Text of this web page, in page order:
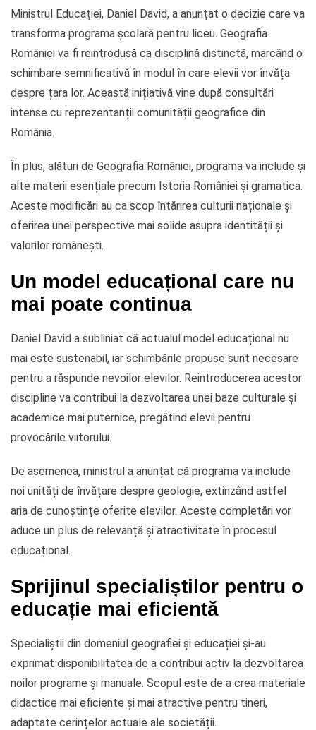
Ministrul Educației, Daniel David, a anunțat o decizie care va
transforma programa școlară pentru liceu. Geografia
României va fi reintrodusă ca disciplină distinctă, marcând o
schimbare semnificativă în modul în care elevii vor învăța
despre țara lor. Această inițiativă vine după consultări
intense cu reprezentanții comunității geografice din
România.
În plus, alături de Geografia României, programa va include și
alte materii esențiale precum Istoria României și gramatica.
Aceste modificări au ca scop întărirea culturii naționale și
oferirea unei perspective mai solide asupra identității și
valorilor românești.
Un model educațional care nu
mai poate continua
Daniel David a subliniat că actualul model educațional nu
mai este sustenabil, iar schimbările propuse sunt necesare
pentru a răspunde nevoilor elevilor. Reintroducerea acestor
discipline va contribui la dezvoltarea unei baze culturale și
academice mai puternice, pregătind elevii pentru
provocările viitorului.
De asemenea, ministrul a anunțat că programa va include
noi unități de învățare despre geologie, extinzând astfel
aria de cunoștințe oferite elevilor. Aceste completări vor
aduce un plus de relevanță și atractivitate în procesul
educațional.
Sprijinul specialiștilor pentru o
educație mai eficientă
Specialiștii din domeniul geografiei și educației și-au
exprimat disponibilitatea de a contribui activ la dezvoltarea
noilor programe și manuale. Scopul este de a crea materiale
didactice mai eficiente și mai atractive pentru tineri,
adaptate cerințelor actuale ale societății.